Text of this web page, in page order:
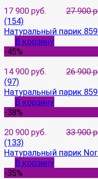
17 900 руб.
27 900
(154)
Натуральный парик
В корзину
-45%
14 900 руб.
26 900
(97)
Натуральный парик
В корзину
-38%
20 900 руб.
33 900
(133)
Натуральный парик
В корзину
-35%